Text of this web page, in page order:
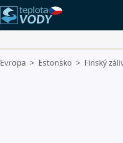
Vaše Oblíbené Lokality:
Evropa > Estonsko > Finský